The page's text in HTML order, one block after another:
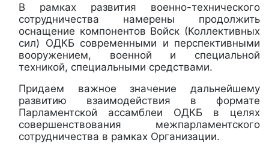
В рамках развития военно-технического
сотрудничества намерены продолжить
оснащение компонентов Войск (Коллективных
сил) ОДКБ современными и перспективными
вооружением, военной и специальной
техникой, специальными средствами.
Придаем важное значение дальнейшему
развитию взаимодействия в формате
Парламентской ассамблеи ОДКБ в целях
совершенствования межпарламентского
сотрудничества в рамках Организации.